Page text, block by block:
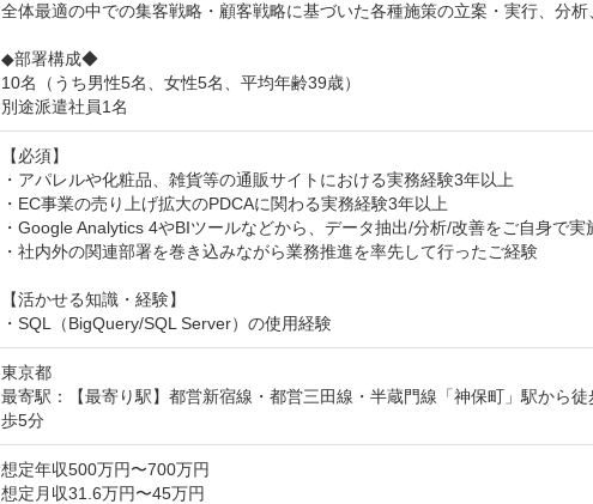
全体最適の中での集客戦略・顧客戦略に基づいた各種施策の立案・実行、分
◆部署構成◆
10名（うち男性5名、女性5名、平均年齢39歳）
別途派遣社員1名
【必須】
・アパレルや化粧品、雑貨等の通販サイトにおける実務経験3年以上
・EC事業の売り上げ拡大のPDCAに関わる実務経験3年以上
・Google Analytics 4やBIツールなどから、データ抽出/分析/改善をご自身で実
・社内外の関連部署を巻き込みながら業務推進を率先して行ったご経験
【活かせる知識・経験】
・SQL（BigQuery/SQL Server）の使用経験
東京都
最寄駅：【最寄り駅】都営新宿線・都営三田線・半蔵門線「神保町」駅から
歩5分
想定年収500万円〜700万円
想定月収31.6万円〜45万円